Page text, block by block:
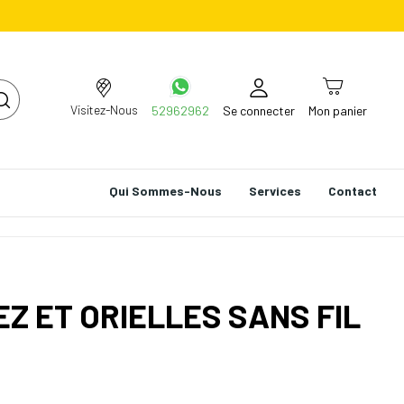
Visitez-Nous 52962962 Se connecter Mon panier
Qui Sommes-Nous Services Contact
ET ORIELLES SANS FIL